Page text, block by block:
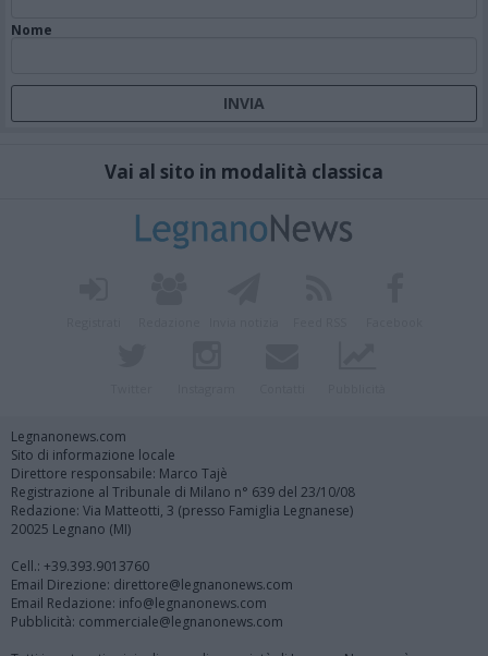
Nome
Vai al sito in modalità classica
Legnanonews.com
Sito di informazione locale
Direttore responsabile: Marco Tajè
Registrazione al Tribunale di Milano n° 639 del 23/10/08
Redazione: Via Matteotti, 3 (presso Famiglia Legnanese)
20025 Legnano (MI)
Cell.: +39.393.9013760
Email Direzione: direttore@legnanonews.com
Email Redazione: info@legnanonews.com
Pubblicità: commerciale@legnanonews.com